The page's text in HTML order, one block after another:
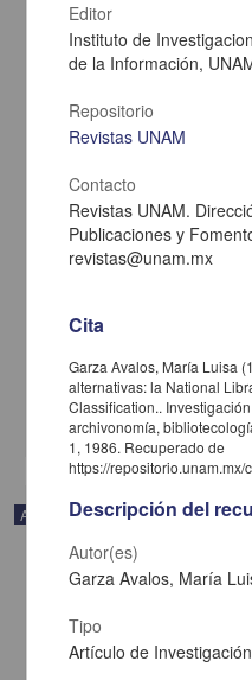
Garza Avalos, María Luisa
1986-08-01
Ciencias Sociales y Económicas
Artículo
Editor
Instituto de
de la Información,
Repositorio
Revistas UNAM
Contacto
Revistas UNAM.
Publicaciones y
revistas@unam.mx
Cita
Garza Avalos, María Luisa
alternativas: la National
Classification..
archivonomía,
1, 1986. Recuperado de
https://
Descripción del
Autor(es)
Garza Avalos, María
Tipo
Artículo de Investigación